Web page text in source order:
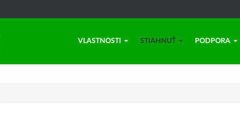
VLASTNOSTI STIAHNUŤ PODPORA